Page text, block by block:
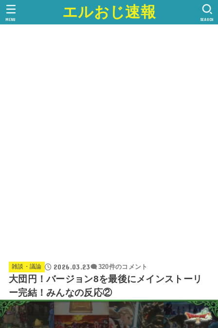
エルおじ速報 SEARCH
MENU
雑談・議論 2026.03.23 320件のコメント
大団円！バージョン8を最後にメインストーリ
ー完結！みんなの反応②